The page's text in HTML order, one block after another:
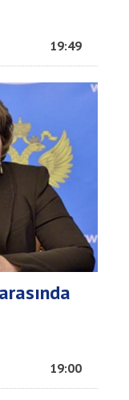
19:49
19:00